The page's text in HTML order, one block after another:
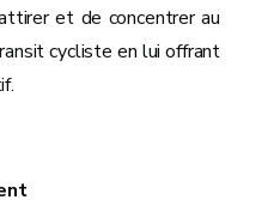
et de concentrer au
cycliste en lui offrant